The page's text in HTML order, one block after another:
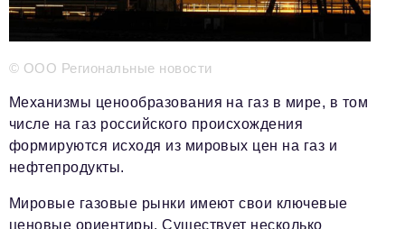
Отдел распространения/редакционная подписка
podpiska@business-magazine.online
partner@business-magazine.online
© ООО Региональные новости
Механизмы ценообразования на газ в мире, в том
числе на газ российского происхождения
формируются исходя из мировых цен на газ и
нефтепродукты.
Мировые газовые рынки имеют свои ключевые
ценовые ориентиры. Существует несколько